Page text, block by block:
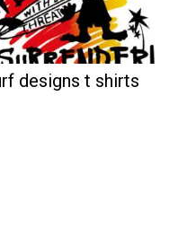
designs t shirts